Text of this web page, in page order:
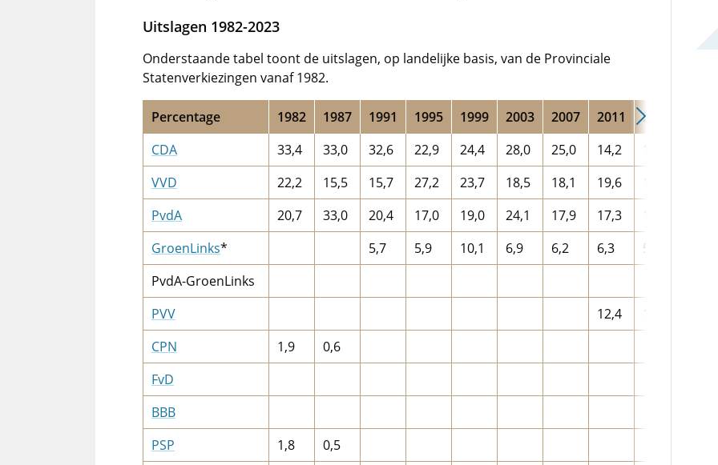
Uitslagen 1982-2023
Onderstaande tabel toont de uitslagen, op landelijke basis, van de Provinciale
Statenverkiezingen vanaf 1982.
Percentage 1982 1987 1991 1995 1999 2003 2007 2011 2015
CDA
33,4 33,0 32,6 22,9 24,4 28,0 25,0 14,2
VVD
22,2 15,5 15,7 27,2 23,7 18,5 18,1 19,6
PvdA
20,7 33,0 20,4 17,0 19,0 24,1 17,9 17,3
GroenLinks* 5,7 5,9 10,1 6,9 6,2 6,3 5,4
PvdA-GroenLinks
PVV
12,4
CPN
1,9
0,6
FvD
BBB
PSP
1,8
0,5